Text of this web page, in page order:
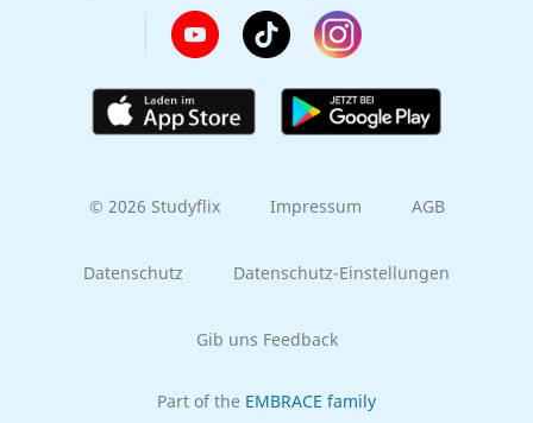
© 2026 Studyflix Impressum AGB
Datenschutz Datenschutz-Einstellungen
Gib uns Feedback
Part of the EMBRACE family